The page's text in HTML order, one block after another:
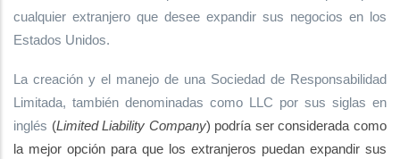
cualquier extranjero que desee expandir sus negocios en los
Estados Unidos.
La creación y el manejo de una Sociedad de Responsabilidad
Limitada, también denominadas como LLC por sus siglas en
inglés (Limited Liability Company) podría ser considerada como
la mejor opción para que los extranjeros puedan expandir sus